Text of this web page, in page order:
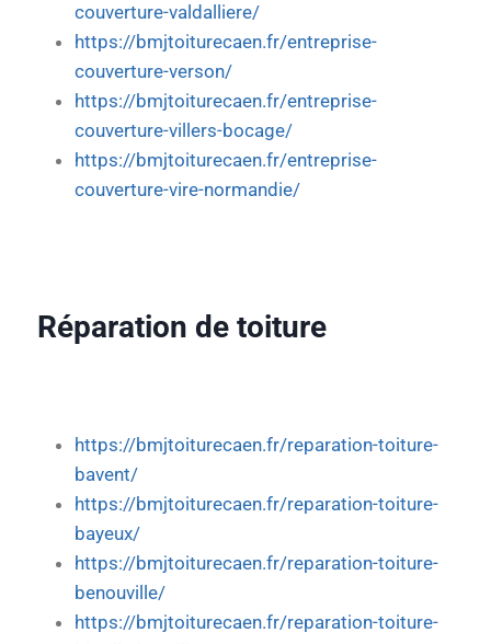
couverture-valdalliere/
https://bmjtoiturecaen.fr/entreprise-
couverture-verson/
https://bmjtoiturecaen.fr/entreprise-
couverture-villers-bocage/
https://bmjtoiturecaen.fr/entreprise-
couverture-vire-normandie/
Réparation de toiture
https://bmjtoiturecaen.fr/reparation-toiture-
bavent/
https://bmjtoiturecaen.fr/reparation-toiture-
bayeux/
https://bmjtoiturecaen.fr/reparation-toiture-
benouville/
https://bmjtoiturecaen.fr/reparation-toiture-